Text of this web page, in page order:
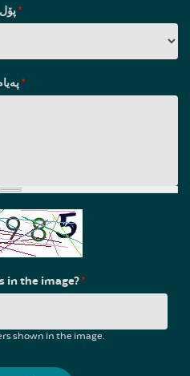
*
*
in the image?*
shown in the image.